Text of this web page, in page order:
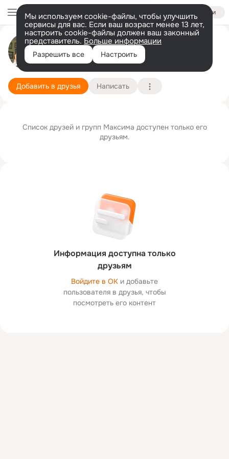
Войти
Мы используем cookie-файлы, чтобы улучшить
сервисы для вас. Если ваш возраст менее 13 лет,
настроить cookie-файлы должен ваш законный
представитель. Больше информации
Разрешить все Настроить
Максим Фатькин
17 февраля
Добавить в друзья Написать
Информация доступна только
друзьям
Войдите в ОК и добавьте
пользователя в друзья, чтобы
посмотреть его контент
Список друзей и групп Максима доступен только его
друзьям.